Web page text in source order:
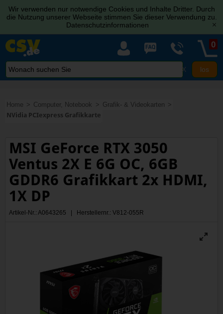
Wir verwenden nur notwendige Cookies und Inhalte Dritter. Durch
die Nutzung unserer Webseite stimmen Sie dieser Verwendung zu.
Datenschutzinformationen
[x]
X
0
Home Computer, Notebook
Grafik- & Videokarten
NVidia PCIexpress Grafikkarte
MSI GeForce RTX 3050
Ventus 2X E 6G OC, 6GB
GDDR6 Grafikkart 2x HDMI,
1X DP
Artikel-Nr.: A0643265 | Herstellernr.: V812-055R